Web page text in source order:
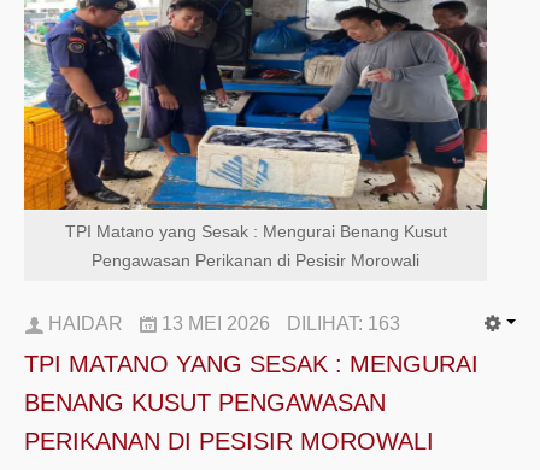
TPI Matano yang Sesak : Mengurai Benang Kusut
Pengawasan Perikanan di Pesisir Morowali
HAIDAR 13 MEI 2026 DILIHAT: 163
TPI MATANO YANG SESAK : MENGURAI
BENANG KUSUT PENGAWASAN
PERIKANAN DI PESISIR MOROWALI